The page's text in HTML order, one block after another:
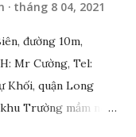
tháng 8 04, 2021
đường 10m,
Mr Cường, Tel:
Khối, quận Long
Trường mầm non,